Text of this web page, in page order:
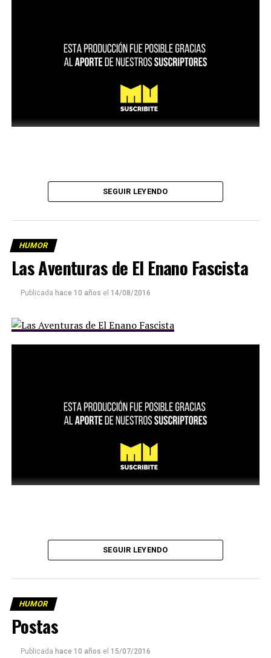
SEGUIR LEYENDO
HUMOR
Las Aventuras de El Enano Fascista
Publicada hace 10 años el 14/08/2016
SEGUIR LEYENDO
HUMOR
Postas
Publicada hace 10 años el 15/07/2016